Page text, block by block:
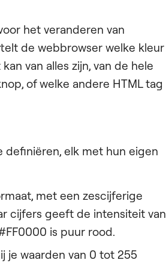
het veranderen van
de webbrowser welke kleur
van alles zijn, van de hele
of welke andere HTML tag
definiëren, elk met hun eigen
met een zescijferige
cijfers geeft de intensiteit van
is puur rood.
je waarden van 0 tot 255